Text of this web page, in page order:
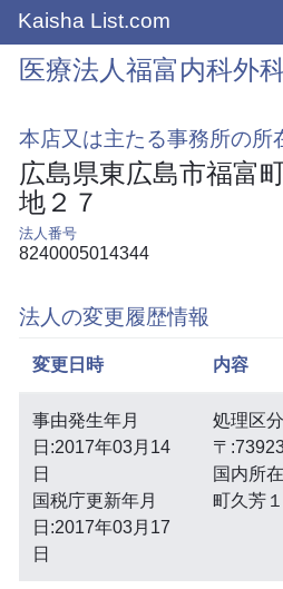
Kaisha List.com
医療法人福富内科外
本店又は主たる事務所の所
広島県東広島市福富
地２７
法人番号
8240005014344
法人の変更履歴情報
変更日時 内容
事由発生年月
日:2017年03月14
日
国税庁更新年月
日:2017年03月17
日
処理区
〒
国内所
町久芳